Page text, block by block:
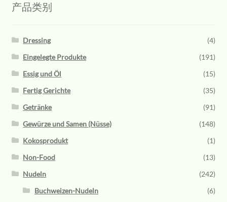
产品类别
Dressing
(4)
Eingelegte Produkte
(191)
Essig und Öl
(15)
Fertig Gerichte
(35)
Getränke
(91)
Gewürze und Samen (Nüsse)
(148)
Kokosprodukt
(1)
Non-Food
(13)
Nudeln
(242)
Buchweizen-Nudeln
(6)